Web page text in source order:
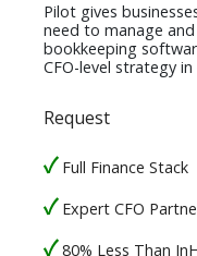
Pilot gives
need to manage
bookkeeping
CFO-level strategy in
Request
Full Finance Stack
Expert CFO
80% Less Than